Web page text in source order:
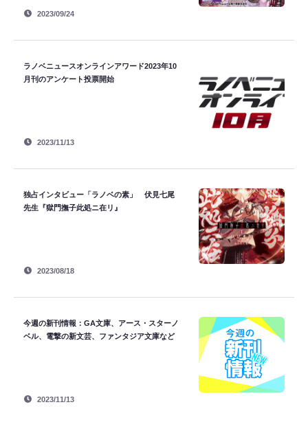
2023/09/24
ラノベニュースオンラインアワード2023年10
月刊のアンケート投票開始
2023/11/13
独占インタビュー「ラノベの素」 伏見七尾
先生『獄門撫子此処ニ在リ』
2023/08/18
今週の新刊情報：GA文庫、アース・スターノ
ベル、電撃の新文芸、ファンタジア文庫など
2023/11/13